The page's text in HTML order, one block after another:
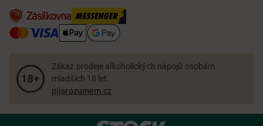
Zákaz prodeje alkoholických nápojů osobám
mladších 18 let.
pijsrozumem.cz